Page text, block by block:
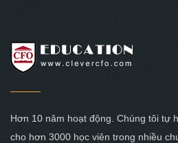
Hơn 10 năm hoạt động. Chúng tôi tự
cho hơn 3000 học viên trong nhiều